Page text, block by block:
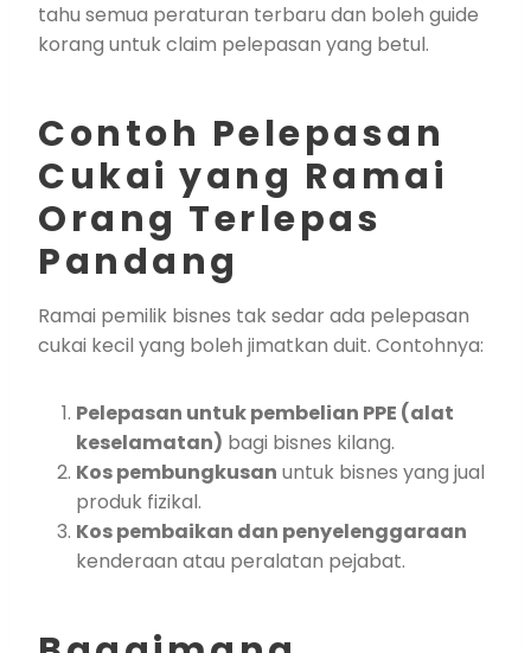
tahu semua peraturan terbaru dan boleh guide
korang untuk claim pelepasan yang betul.
Contoh Pelepasan
Cukai yang Ramai
Orang Terlepas
Pandang
Ramai pemilik bisnes tak sedar ada pelepasan
cukai kecil yang boleh jimatkan duit. Contohnya:
Pelepasan untuk pembelian PPE (alat
keselamatan) bagi bisnes kilang.
Kos pembungkusan untuk bisnes yang jual
produk fizikal.
Kos pembaikan dan penyelenggaraan
kenderaan atau peralatan pejabat.